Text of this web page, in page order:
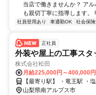
当店で働きませんか？ ア
も親切丁寧に指導します。
社員登用あり 車通勤OK 社会保
正社員
外装や屋上の工事スタ
株式会社松田
月給225,000円～400,000円
【最寄り駅】 ・竜王駅 ・
山梨県南アルプス市